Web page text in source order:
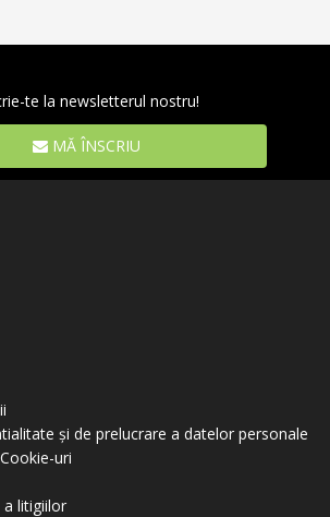
te la newsletterul nostru!
MĂ ÎNSCRIU
și de prelucrare a datelor personale
uri
litigiilor